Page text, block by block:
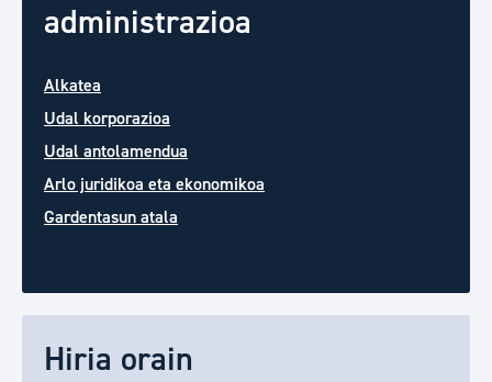
administrazioa
Alkatea
Udal korporazioa
Udal antolamendua
Arlo juridikoa eta ekonomikoa
Gardentasun atala
Hiria orain